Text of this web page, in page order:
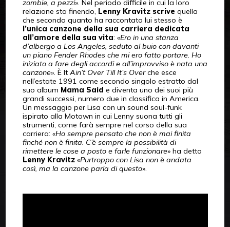
zombie, a pezzi». Nel periodo difficile in cui la loro
relazione sta finendo, Lenny Kravitz scrive quella
che secondo quanto ha raccontato lui stesso è
l’unica canzone della sua carriera dedicata
all’amore della sua vita: «Ero in una stanza
d’albergo a Los Angeles, seduto al buio con davanti
un piano Fender Rhodes che mi ero fatto portare. Ho
iniziato a fare degli accordi e all’improvviso è nata una
canzone». È It Ain’t Over Till It’s Overche esce
nell’estate 1991 come secondo singolo estratto dal
suo album Mama Said e diventa uno dei suoi più
grandi successi, numero due in classifica in America.
Un messaggio per Lisa con un sound soul-funk
ispirato alla Motown in cui Lenny suona tutti gli
strumenti, come farà sempre nel corso della sua
carriera: «Ho sempre pensato che non è mai finita
finché non è finita. C’è sempre la possibilità di
rimettere le cose a posto e farle funzionare» ha detto
Lenny Kravitz«Purtroppo con Lisa non è andata
così, ma la canzone parla di questo».